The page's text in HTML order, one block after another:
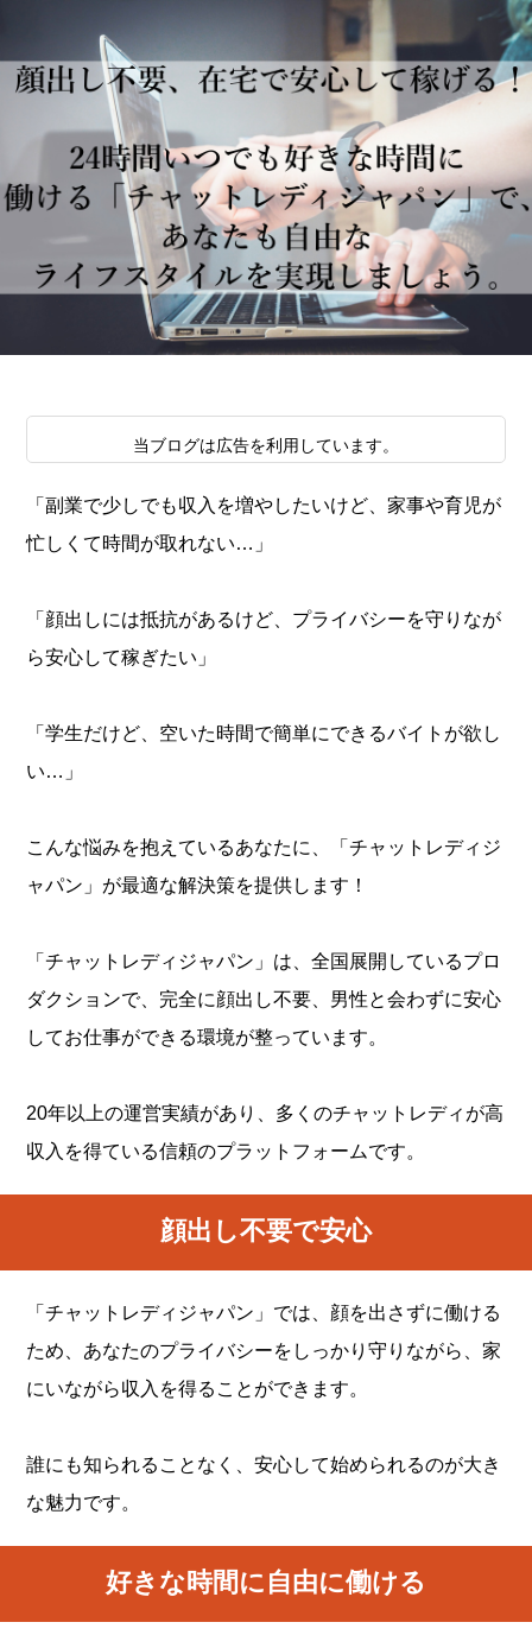
当ブログは広告を利用しています。
「副業で少しでも収入を増やしたいけど、家事や育児が
忙しくて時間が取れない…」
「顔出しには抵抗があるけど、プライバシーを守りなが
ら安心して稼ぎたい」
「学生だけど、空いた時間で簡単にできるバイトが欲し
い…」
こんな悩みを抱えているあなたに、「チャットレディジ
ャパン」が最適な解決策を提供します！
「チャットレディジャパン」は、全国展開しているプロ
ダクションで、完全に顔出し不要、男性と会わずに安心
してお仕事ができる環境が整っています。
20年以上の運営実績があり、多くのチャットレディが高
収入を得ている信頼のプラットフォームです。
顔出し不要で安心
「チャットレディジャパン」では、顔を出さずに働ける
ため、あなたのプライバシーをしっかり守りながら、家
にいながら収入を得ることができます。
誰にも知られることなく、安心して始められるのが大き
な魅力です。
好きな時間に自由に働ける